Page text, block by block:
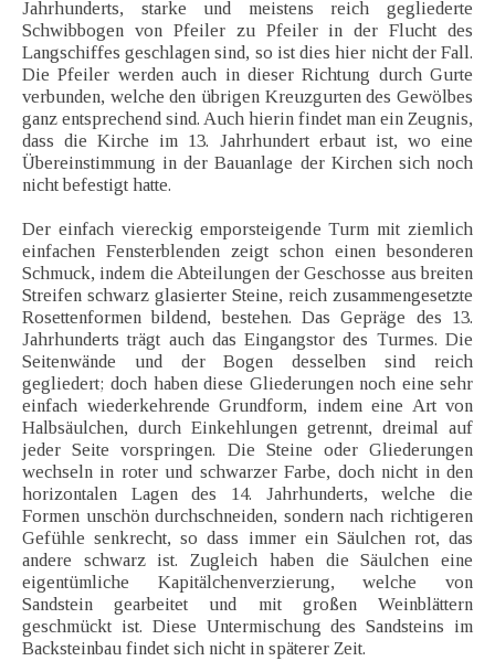
Jahrhunderts, starke und meistens reich gegliederte
Schwibbogen von Pfeiler zu Pfeiler in der Flucht des
Langschiffes geschlagen sind, so ist dies hier nicht der Fall.
Die Pfeiler werden auch in dieser Richtung durch Gurte
verbunden, welche den übrigen Kreuzgurten des Gewölbes
ganz entsprechend sind. Auch hierin findet man ein Zeugnis,
dass die Kirche im 13. Jahrhundert erbaut ist, wo eine
Übereinstimmung in der Bauanlage der Kirchen sich noch
nicht befestigt hatte.
Der einfach viereckig emporsteigende Turm mit ziemlich
einfachen Fensterblenden zeigt schon einen besonderen
Schmuck, indem die Abteilungen der Geschosse aus breiten
Streifen schwarz glasierter Steine, reich zusammengesetzte
Rosettenformen bildend, bestehen. Das Gepräge des 13.
Jahrhunderts trägt auch das Eingangstor des Turmes. Die
Seitenwände und der Bogen desselben sind reich
gegliedert; doch haben diese Gliederungen noch eine sehr
einfach wiederkehrende Grundform, indem eine Art von
Halbsäulchen, durch Einkehlungen getrennt, dreimal auf
jeder Seite vorspringen. Die Steine oder Gliederungen
wechseln in roter und schwarzer Farbe, doch nicht in den
horizontalen Lagen des 14. Jahrhunderts, welche die
Formen unschön durchschneiden, sondern nach richtigeren
Gefühle senkrecht, so dass immer ein Säulchen rot, das
andere schwarz ist. Zugleich haben die Säulchen eine
eigentümliche Kapitälchenverzierung, welche von
Sandstein gearbeitet und mit großen Weinblättern
geschmückt ist. Diese Untermischung des Sandsteins im
Backsteinbau findet sich nicht in späterer Zeit.